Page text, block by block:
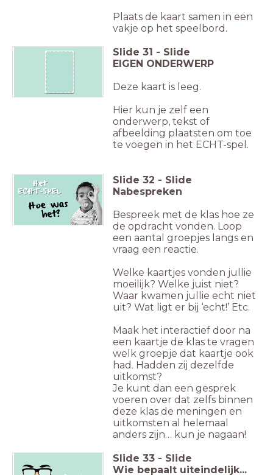
Plaats de kaart samen in een
vakje op het speelbord.
Slide 31 - Slide
EIGEN ONDERWERP
Deze kaart is leeg.
Hier kun je zelf een
onderwerp, tekst of
afbeelding plaatsten om toe
te voegen in het ECHT-spel.
Slide 32 - Slide
Nabespreken
Bespreek met de klas hoe ze
de opdracht vonden. Loop
een aantal groepjes langs en
vraag een reactie.
Welke kaartjes vonden jullie
moeilijk? Welke juist niet?
Waar kwamen jullie echt niet
uit? Wat ligt er bij ‘echt!’ Etc.
Maak het interactief door na
een kaartje de klas te vragen
welk groepje dat kaartje ook
had. Hadden zij dezelfde
uitkomst?
Je kunt dan een gesprek
voeren over dat zelfs binnen
deze klas de meningen en
uitkomsten al helemaal
anders zijn… kun je nagaan!
Slide 33 - Slide
Wie bepaalt uiteindelijk...